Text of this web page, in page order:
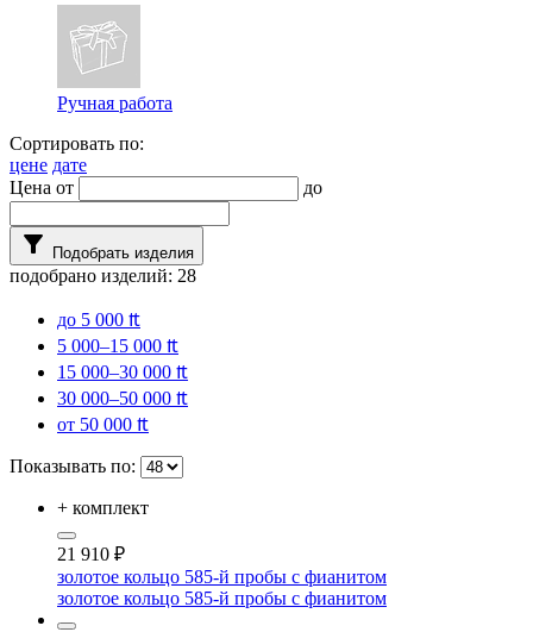
Ручная работа
Сортировать по:
цене дате
Цена от
до
filter_alt Подобрать изделия
подобрано изделий: 28
до 5 000 ₶
5 000–15 000 ₶
15 000–30 000 ₶
30 000–50 000 ₶
от 50 000 ₶
Показывать по:
+ комплект
21 910 ₽
золотое кольцо 585-й пробы с фианитом
золотое кольцо 585-й пробы с фианитом